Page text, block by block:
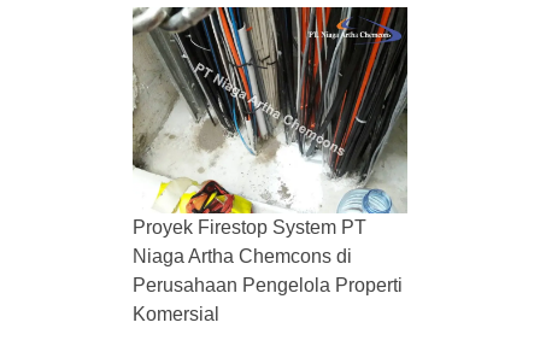
Proyek Firestop System PT
Niaga Artha Chemcons di
Perusahaan Pengelola Properti
Komersial